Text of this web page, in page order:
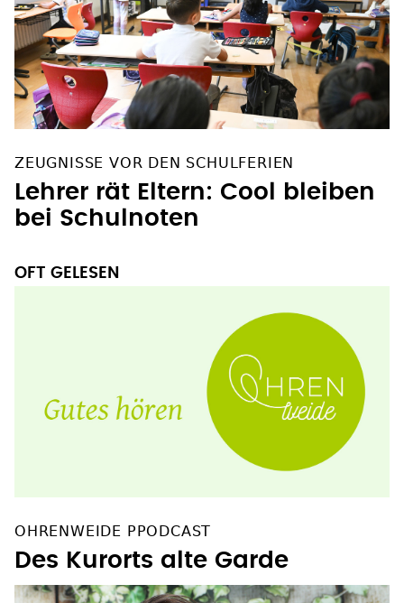
ZEUGNISSE VOR DEN SCHULFERIEN
Lehrer rät Eltern: Cool bleiben
bei Schulnoten
OFT GELESEN
OHRENWEIDE PPODCAST
Des Kurorts alte Garde